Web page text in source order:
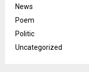
News
Poem
Politic
Uncategorized